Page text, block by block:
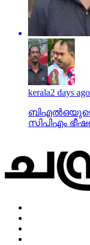
kerala2 days ago
സിപിഎം